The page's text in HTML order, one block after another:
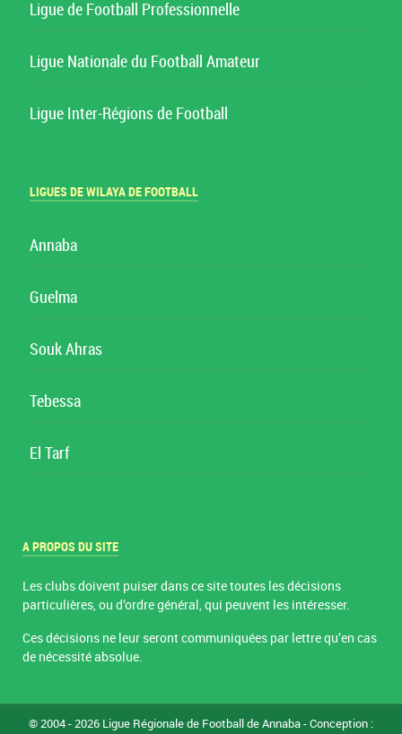
Ligue de Football Professionnelle
Ligue Nationale du Football Amateur
Ligue Inter-Régions de Football
LIGUES DE WILAYA DE FOOTBALL
Annaba
Guelma
Souk Ahras
Tebessa
El Tarf
A PROPOS DU SITE
Les clubs doivent puiser dans ce site toutes les décisions
particulières, ou d’ordre général, qui peuvent les intéresser.
Ces décisions ne leur seront communiquées par lettre qu’en cas
de nécessité absolue.
© 2004 - 2026 Ligue Régionale de Football de Annaba - Conception :